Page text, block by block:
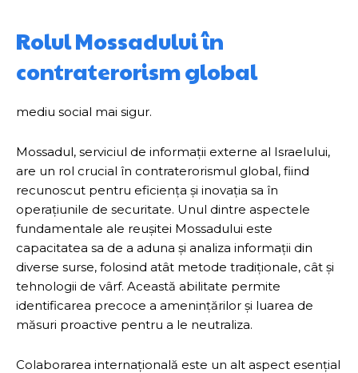
Rolul Mossadului în
contraterorism global
mediu social mai sigur.
Mossadul, serviciul de informații externe al Israelului,
are un rol crucial în contraterorismul global, fiind
recunoscut pentru eficiența și inovația sa în
operațiunile de securitate. Unul dintre aspectele
fundamentale ale reușitei Mossadului este
capacitatea sa de a aduna și analiza informații din
diverse surse, folosind atât metode tradiționale, cât și
tehnologii de vârf. Această abilitate permite
identificarea precoce a amenințărilor și luarea de
măsuri proactive pentru a le neutraliza.
Colaborarea internațională este un alt aspect esențial